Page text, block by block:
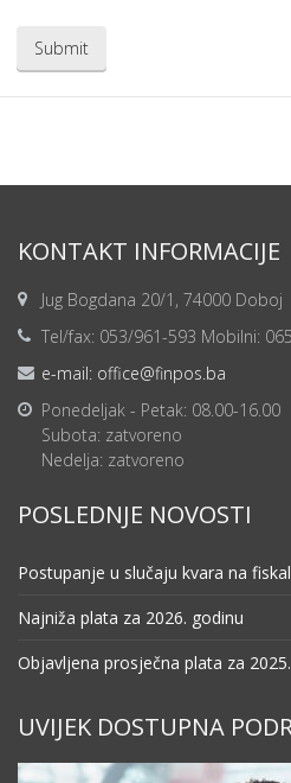
KONTAKT INFORMACIJE
Jug Bogdana 20/1, 74000 Doboj
Tel/fax: 053/961-593 Mobilni:
e-mail: office@finpos.ba
Ponedeljak - Petak: 08.00-16.00
Subota: zatvoreno
Nedelja: zatvoreno
POSLEDNJE NOVOSTI
Postupanje u slučaju kvara na
Najniža plata za 2026. godinu
Objavljena prosječna plata za
UVIJEK DOSTUPNA